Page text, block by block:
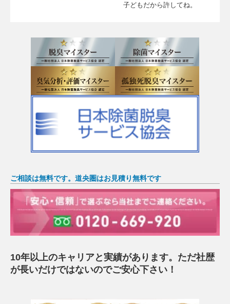
子どもだから許してね。
ご相談は無料です。道央圏はお見積り無料です
10年以上のキャリアと実績があります。ただ社歴
が長いだけではないのでご安心下さい！